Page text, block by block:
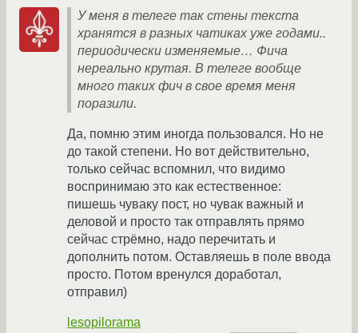
У меня в телеге так стены текста
хранятся в разных чатиках уже годами..
периодически изменяемые… Фича
нереально крутая. В телеге вообще
много таких фич в свое время меня
поразили.
Да, помню этим иногда пользовался. Но не
до такой степени. Но вот действительно,
только сейчас вспомнил, что видимо
воспринимаю это как естественное:
пишешь чуваку пост, но чувак важный и
деловой и просто так отправлять прямо
сейчас стрёмно, надо перечитать и
дополнить потом. Оставляешь в поле ввода
просто. Потом вренулся доработал,
отправил)
lesopilorama